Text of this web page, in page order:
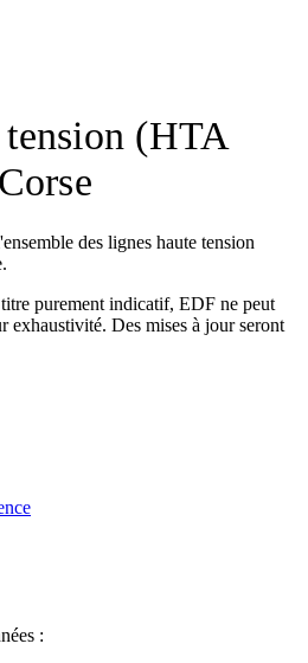
(HTA
des lignes haute tension
purement indicatif, EDF ne peut
exhaustivité. Des mises à jour seront
: